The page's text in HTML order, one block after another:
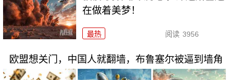
在做着美梦！
最热 阅读 3956
欧盟想关门，中国人就翻墙，布鲁塞尔被逼到墙角